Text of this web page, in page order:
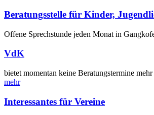
Beratungsstelle für Kinder,
Offene Sprechstunde jeden Monat in
VdK
bietet momentan keine Beratungstermine
mehr
Interessantes für Vereine